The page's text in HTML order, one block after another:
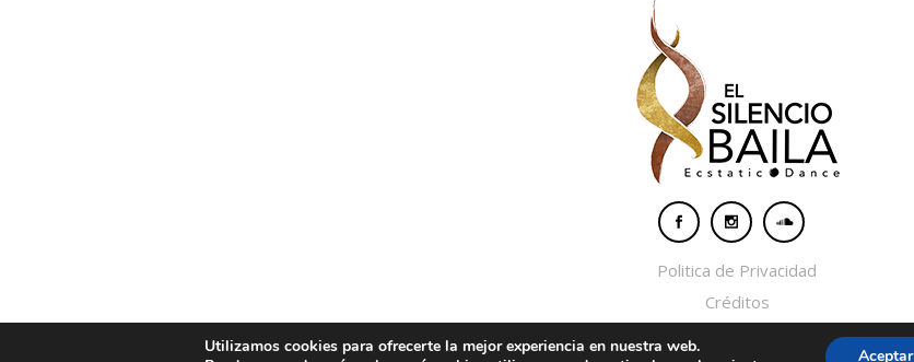
Politica de Privacidad
Créditos
Utilizamos cookies para ofrecerte la mejor experiencia en nuestra web.
Aceptar